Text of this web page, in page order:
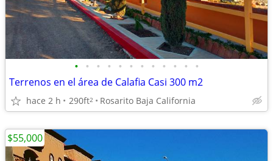
• • • • • • • • • • • •
Terrenos en el área de Calafia Casi 300 m2
hace 2 h 290ft2 Rosarito Baja California
$55,000